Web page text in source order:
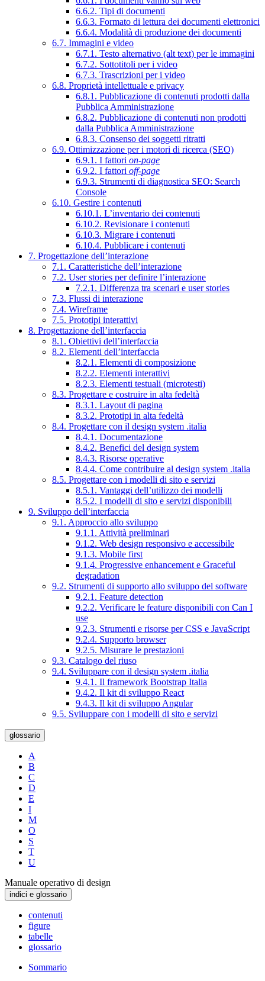
6.6.2. Tipi di documenti
6.6.3. Formato di lettura dei documenti elettronici
6.6.4. Modalità di produzione dei documenti
6.7. Immagini e video
6.7.1. Testo alternativo (alt text) per le immagini
6.7.2. Sottotitoli per i video
6.7.3. Trascrizioni per i video
6.8. Proprietà intellettuale e privacy
6.8.1. Pubblicazione di contenuti prodotti dalla
Pubblica Amministrazione
6.8.2. Pubblicazione di contenuti non prodotti
dalla Pubblica Amministrazione
6.8.3. Consenso dei soggetti ritratti
6.9. Ottimizzazione per i motori di ricerca (SEO)
6.9.1. I fattori on-page
6.9.2. I fattori off-page
6.9.3. Strumenti di diagnostica SEO: Search
Console
6.10. Gestire i contenuti
6.10.1. L’inventario dei contenuti
6.10.2. Revisionare i contenuti
6.10.3. Migrare i contenuti
6.10.4. Pubblicare i contenuti
7. Progettazione dell’interazione
7.1. Caratteristiche dell’interazione
7.2. User stories per definire l’interazione
7.2.1. Differenza tra scenari e user stories
7.3. Flussi di interazione
7.4. Wireframe
7.5. Prototipi interattivi
8. Progettazione dell’interfaccia
8.1. Obiettivi dell’interfaccia
8.2. Elementi dell’interfaccia
8.2.1. Elementi di composizione
8.2.2. Elementi interattivi
8.2.3. Elementi testuali (microtesti)
8.3. Progettare e costruire in alta fedeltà
8.3.1. Layout di pagina
8.3.2. Prototipi in alta fedeltà
8.4. Progettare con il design system .italia
8.4.1. Documentazione
8.4.2. Benefici del design system
8.4.3. Risorse operative
8.4.4. Come contribuire al design system .italia
8.5. Progettare con i modelli di sito e servizi
8.5.1. Vantaggi dell’utilizzo dei modelli
8.5.2. I modelli di sito e servizi disponibili
9. Sviluppo dell’interfaccia
9.1. Approccio allo sviluppo
9.1.1. Attività preliminari
9.1.2. Web design responsivo e accessibile
9.1.3. Mobile first
9.1.4. Progressive enhancement e Graceful
degradation
9.2. Strumenti di supporto allo sviluppo del software
9.2.1. Feature detection
9.2.2. Verificare le feature disponibili con Can I
use
9.2.3. Strumenti e risorse per CSS e JavaScript
9.2.4. Supporto browser
9.2.5. Misurare le prestazioni
9.3. Catalogo del riuso
9.4. Sviluppare con il design system .italia
9.4.1. Il framework Bootstrap Italia
9.4.2. Il kit di sviluppo React
9.4.3. Il kit di sviluppo Angular
9.5. Sviluppare con i modelli di sito e servizi
glossario
A
B
C
D
E
I
M
O
S
T
U
Manuale operativo di design
indici e glossario
contenuti
figure
tabelle
glossario
Sommario